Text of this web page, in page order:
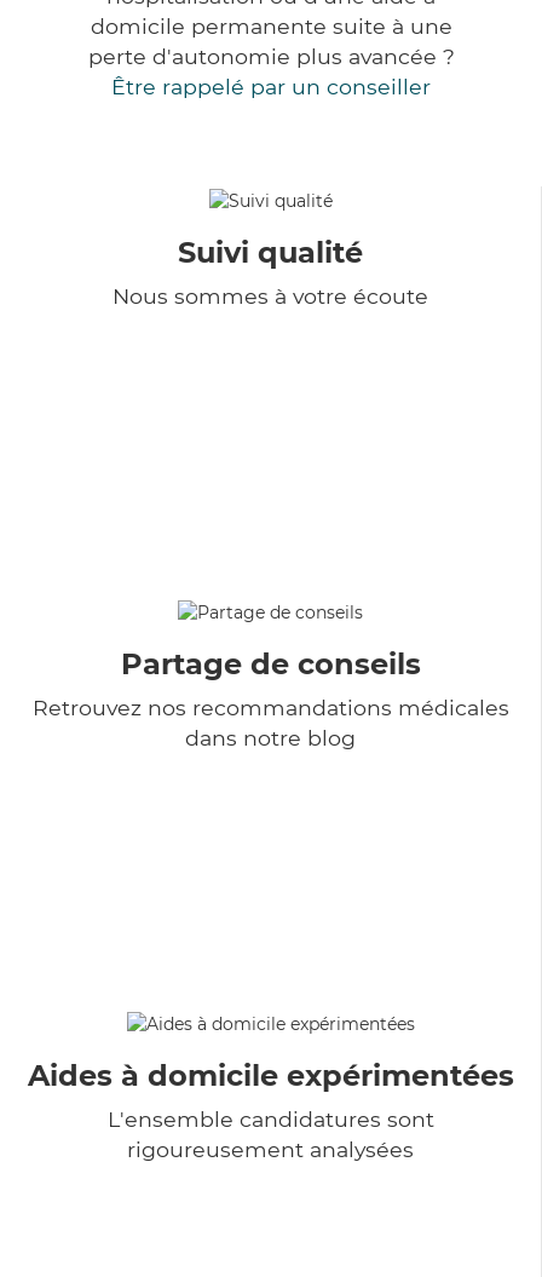
domicile permanente suite à une
perte d'autonomie plus avancée ?
Être rappelé par un conseiller
Suivi qualité
Nous sommes à votre écoute
Partage de conseils
Retrouvez nos recommandations médicales
dans notre blog
Aides à domicile expérimentées
L'ensemble candidatures sont
rigoureusement analysées